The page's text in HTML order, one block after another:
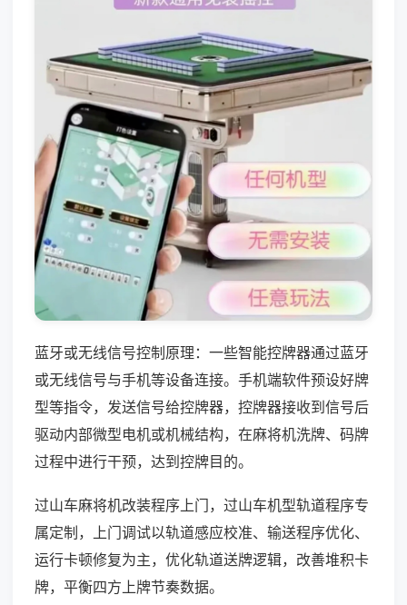
蓝牙或无线信号控制原理：一些智能控牌器通过蓝牙
或无线信号与手机等设备连接。手机端软件预设好牌
型等指令，发送信号给控牌器，控牌器接收到信号后
驱动内部微型电机或机械结构，在麻将机洗牌、码牌
过程中进行干预，达到控牌目的。
过山车麻将机改装程序上门，过山车机型轨道程序专
属定制，上门调试以轨道感应校准、输送程序优化、
运行卡顿修复为主，优化轨道送牌逻辑，改善堆积卡
牌，平衡四方上牌节奏数据。